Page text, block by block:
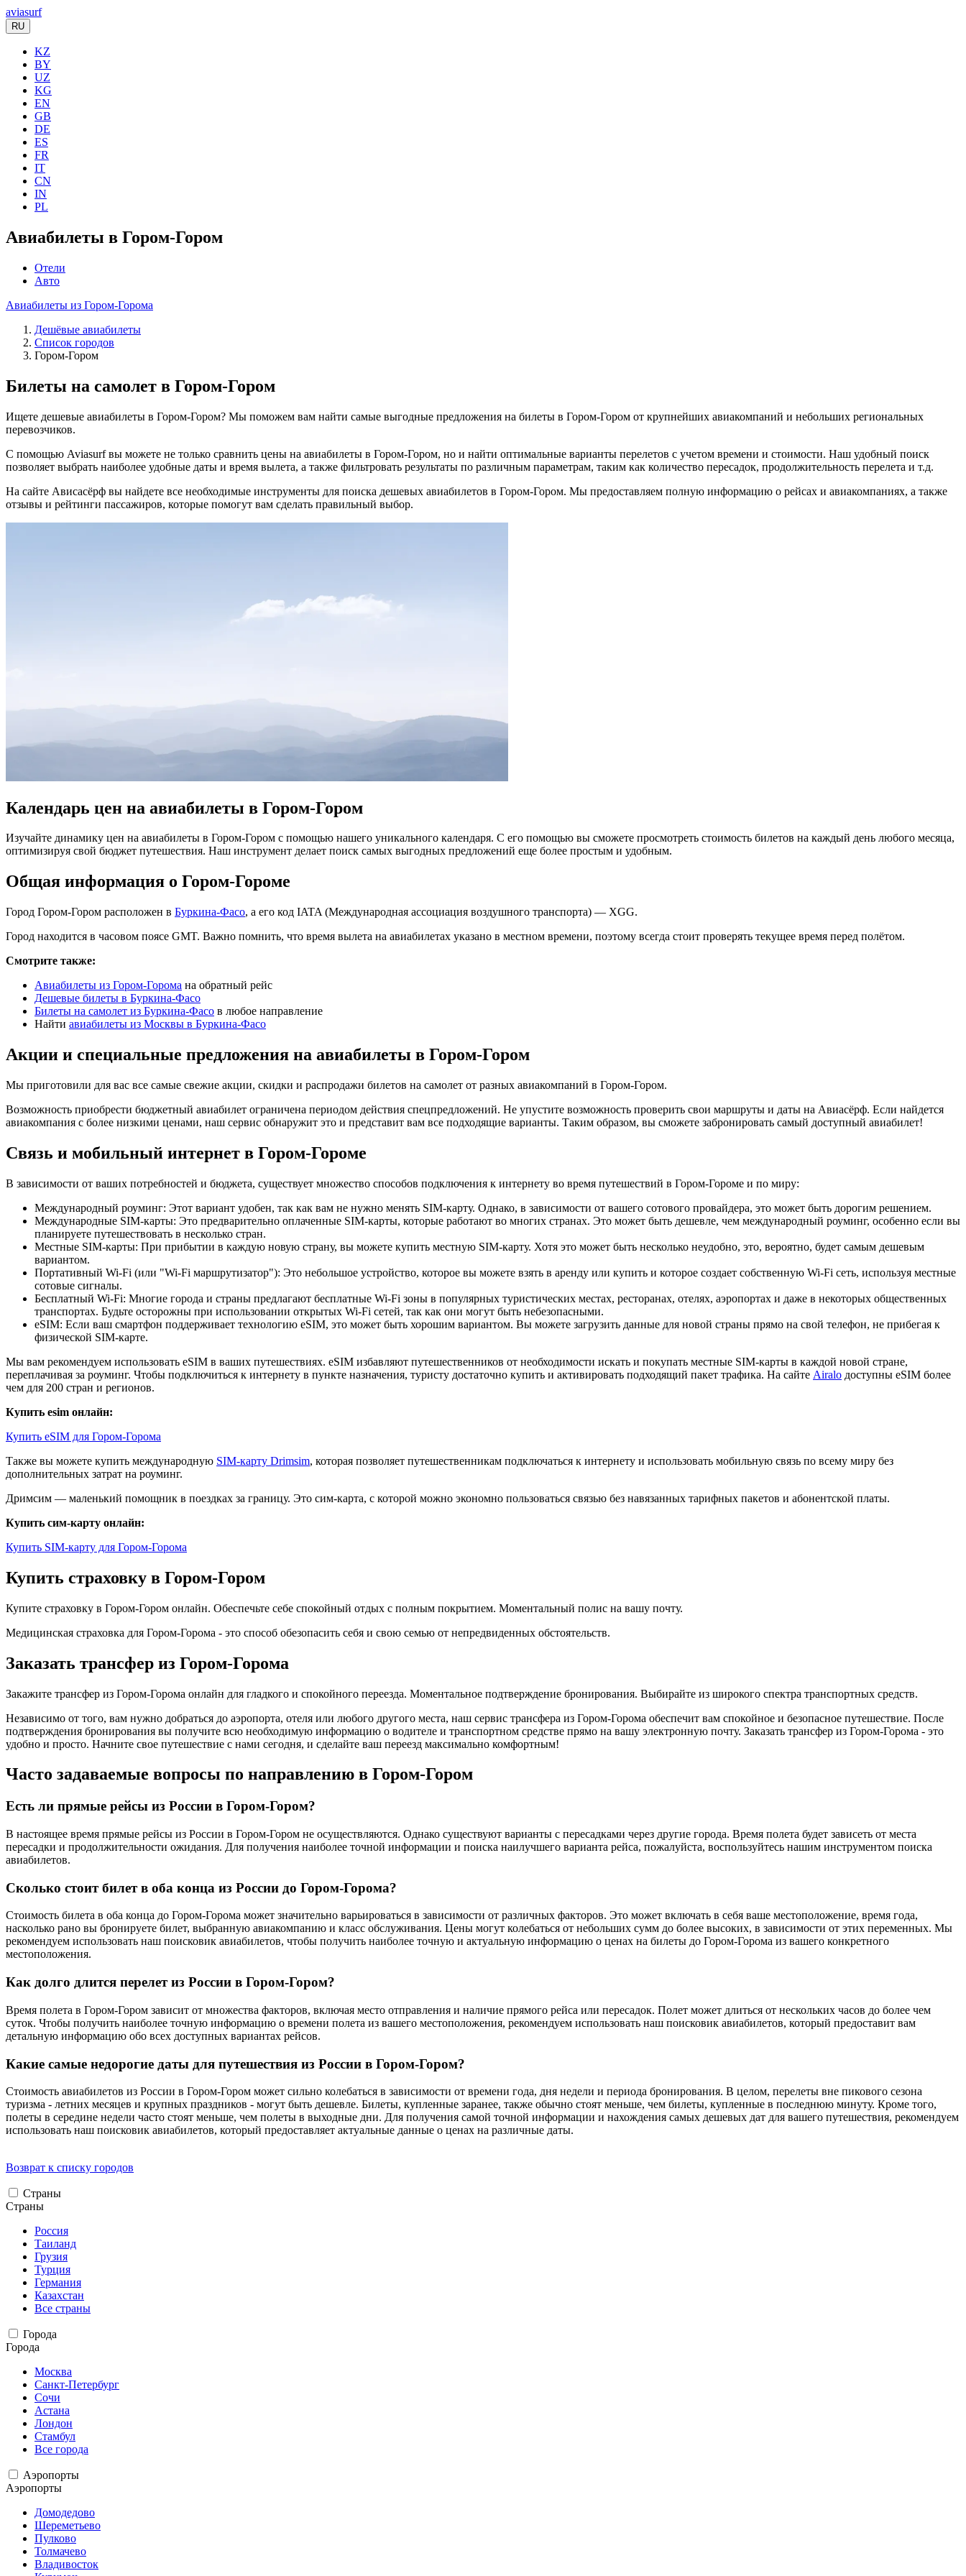
aviasurf
RU
KZ
BY
UZ
KG
EN
GB
DE
ES
FR
IT
CN
IN
PL
Авиабилеты в Гором-Гором
Отели
Авто
Авиабилеты из Гором-Горома
Дешёвые авиабилеты
Список городов
Гором-Гором
Билеты на самолет в Гором-Гором
Ищете дешевые авиабилеты в Гором-Гором? Мы поможем вам найти самые выгодные предложения на билеты в Гором-Гором от крупнейших авиакомпаний и небольших региональных
перевозчиков.
С помощью Aviasurf вы можете не только сравнить цены на авиабилеты в Гором-Гором, но и найти оптимальные варианты перелетов с учетом времени и стоимости. Наш удобный поиск
позволяет выбрать наиболее удобные даты и время вылета, а также фильтровать результаты по различным параметрам, таким как количество пересадок, продолжительность перелета и т.д.
На сайте Ависасёрф вы найдете все необходимые инструменты для поиска дешевых авиабилетов в Гором-Гором. Мы предоставляем полную информацию о рейсах и авиакомпаниях, а также
отзывы и рейтинги пассажиров, которые помогут вам сделать правильный выбор.
Календарь цен на авиабилеты в Гором-Гором
Изучайте динамику цен на авиабилеты в Гором-Гором с помощью нашего уникального календаря. С его помощью вы сможете просмотреть стоимость билетов на каждый день любого месяца,
оптимизируя свой бюджет путешествия. Наш инструмент делает поиск самых выгодных предложений еще более простым и удобным.
Общая информация о Гором-Гороме
Город Гором-Гором расположен в Буркина-Фасо, а его код IATA (Международная ассоциация воздушного транспорта) — XGG.
Город находится в часовом поясе GMT. Важно помнить, что время вылета на авиабилетах указано в местном времени, поэтому всегда стоит проверять текущее время перед полётом.
Смотрите также:
Авиабилеты из Гором-Горома на обратный рейс
Дешевые билеты в Буркина-Фасо
Билеты на самолет из Буркина-Фасо в любое направление
Найти авиабилеты из Москвы в Буркина-Фасо
Акции и специальные предложения на авиабилеты в Гором-Гором
Мы приготовили для вас все самые свежие акции, скидки и распродажи билетов на самолет от разных авиакомпаний в Гором-Гором.
Возможность приобрести бюджетный авиабилет ограничена периодом действия спецпредложений. Не упустите возможность проверить свои маршруты и даты на Авиасёрф. Если найдется
авиакомпания с более низкими ценами, наш сервис обнаружит это и представит вам все подходящие варианты. Таким образом, вы сможете забронировать самый доступный авиабилет!
Связь и мобильный интернет в Гором-Гороме
В зависимости от ваших потребностей и бюджета, существует множество способов подключения к интернету во время путешествий в Гором-Гороме и по миру:
Международный роуминг: Этот вариант удобен, так как вам не нужно менять SIM-карту. Однако, в зависимости от вашего сотового провайдера, это может быть дорогим решением.
Международные SIM-карты: Это предварительно оплаченные SIM-карты, которые работают во многих странах. Это может быть дешевле, чем международный роуминг, особенно если вы
планируете путешествовать в несколько стран.
Местные SIM-карты: При прибытии в каждую новую страну, вы можете купить местную SIM-карту. Хотя это может быть несколько неудобно, это, вероятно, будет самым дешевым
вариантом.
Портативный Wi-Fi (или "Wi-Fi маршрутизатор"): Это небольшое устройство, которое вы можете взять в аренду или купить и которое создает собственную Wi-Fi сеть, используя местные
сотовые сигналы.
Бесплатный Wi-Fi: Многие города и страны предлагают бесплатные Wi-Fi зоны в популярных туристических местах, ресторанах, отелях, аэропортах и даже в некоторых общественных
транспортах. Будьте осторожны при использовании открытых Wi-Fi сетей, так как они могут быть небезопасными.
eSIM: Если ваш смартфон поддерживает технологию eSIM, это может быть хорошим вариантом. Вы можете загрузить данные для новой страны прямо на свой телефон, не прибегая к
физической SIM-карте.
Мы вам рекомендуем использовать eSIM в ваших путешествиях. eSIM избавляют путешественников от необходимости искать и покупать местные SIM-карты в каждой новой стране,
переплачивая за роуминг. Чтобы подключиться к интернету в пункте назначения, туристу достаточно купить и активировать подходящий пакет трафика. На сайте Airalo доступны eSIM более
чем для 200 стран и регионов.
Купить esim онлайн:
Купить eSIM для Гором-Горома
Также вы можете купить международную SIM-карту Drimsim, которая позволяет путешественникам подключаться к интернету и использовать мобильную связь по всему миру без
дополнительных затрат на роуминг.
Дримсим — маленький помощник в поездках за границу. Это сим-карта, с которой можно экономно пользоваться связью без навязанных тарифных пакетов и абонентской платы.
Купить сим-карту онлайн:
Купить SIM-карту для Гором-Горома
Купить страховку в Гором-Гором
Купите страховку в Гором-Гором онлайн. Обеспечьте себе спокойный отдых с полным покрытием. Моментальный полис на вашу почту.
Медицинская страховка для Гором-Горома - это способ обезопасить себя и свою семью от непредвиденных обстоятельств.
Заказать трансфер из Гором-Горома
Закажите трансфер из Гором-Горома онлайн для гладкого и спокойного переезда. Моментальное подтверждение бронирования. Выбирайте из широкого спектра транспортных средств.
Независимо от того, вам нужно добраться до аэропорта, отеля или любого другого места, наш сервис трансфера из Гором-Горома обеспечит вам спокойное и безопасное путешествие. После
подтверждения бронирования вы получите всю необходимую информацию о водителе и транспортном средстве прямо на вашу электронную почту. Заказать трансфер из Гором-Горома - это
удобно и просто. Начните свое путешествие с нами сегодня, и сделайте ваш переезд максимально комфортным!
Часто задаваемые вопросы по направлению в Гором-Гором
Есть ли прямые рейсы из России в Гором-Гором?
В настоящее время прямые рейсы из России в Гором-Гором не осуществляются. Однако существуют варианты с пересадками через другие города. Время полета будет зависеть от места
пересадки и продолжительности ожидания. Для получения наиболее точной информации и поиска наилучшего варианта рейса, пожалуйста, воспользуйтесь нашим инструментом поиска
авиабилетов.
Сколько стоит билет в оба конца из России до Гором-Горома?
Стоимость билета в оба конца до Гором-Горома может значительно варьироваться в зависимости от различных факторов. Это может включать в себя ваше местоположение, время года,
насколько рано вы бронируете билет, выбранную авиакомпанию и класс обслуживания. Цены могут колебаться от небольших сумм до более высоких, в зависимости от этих переменных. Мы
рекомендуем использовать наш поисковик авиабилетов, чтобы получить наиболее точную и актуальную информацию о ценах на билеты до Гором-Горома из вашего конкретного
местоположения.
Как долго длится перелет из России в Гором-Гором?
Время полета в Гором-Гором зависит от множества факторов, включая место отправления и наличие прямого рейса или пересадок. Полет может длиться от нескольких часов до более чем
суток. Чтобы получить наиболее точную информацию о времени полета из вашего местоположения, рекомендуем использовать наш поисковик авиабилетов, который предоставит вам
детальную информацию обо всех доступных вариантах рейсов.
Какие самые недорогие даты для путешествия из России в Гором-Гором?
Стоимость авиабилетов из России в Гором-Гором может сильно колебаться в зависимости от времени года, дня недели и периода бронирования. В целом, перелеты вне пикового сезона
туризма - летних месяцев и крупных праздников - могут быть дешевле. Билеты, купленные заранее, также обычно стоят меньше, чем билеты, купленные в последнюю минуту. Кроме того,
полеты в середине недели часто стоят меньше, чем полеты в выходные дни. Для получения самой точной информации и нахождения самых дешевых дат для вашего путешествия, рекомендуем
использовать наш поисковик авиабилетов, который предоставляет актуальные данные о ценах на различные даты.
Возврат к списку городов
Страны
Страны
Россия
Таиланд
Грузия
Турция
Германия
Казахстан
Все страны
Города
Города
Москва
Санкт-Петербург
Сочи
Астана
Лондон
Стамбул
Все города
Аэропорты
Аэропорты
Домодедово
Шереметьево
Пулково
Толмачево
Владивосток